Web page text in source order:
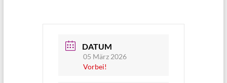
DATUM
05 März 2026
Vorbei!